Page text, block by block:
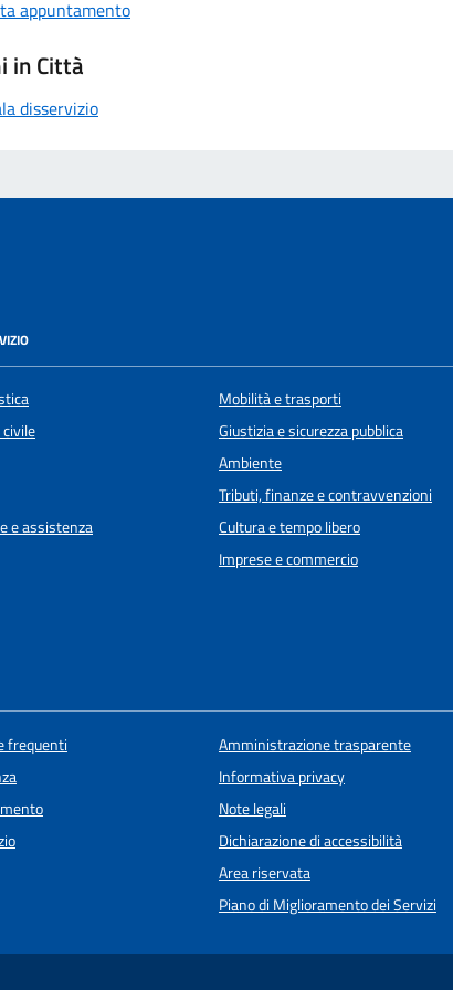
appuntamento
in Città
disservizio
e assistenza
Mobilità e trasporti
Giustizia e sicurezza pubblica
Ambiente
Tributi, finanze e contravvenzioni
Cultura e tempo libero
Imprese e commercio
frequenti
Amministrazione trasparente
Informativa privacy
Note legali
Dichiarazione di accessibilità
Area riservata
Piano di Miglioramento dei Servizi